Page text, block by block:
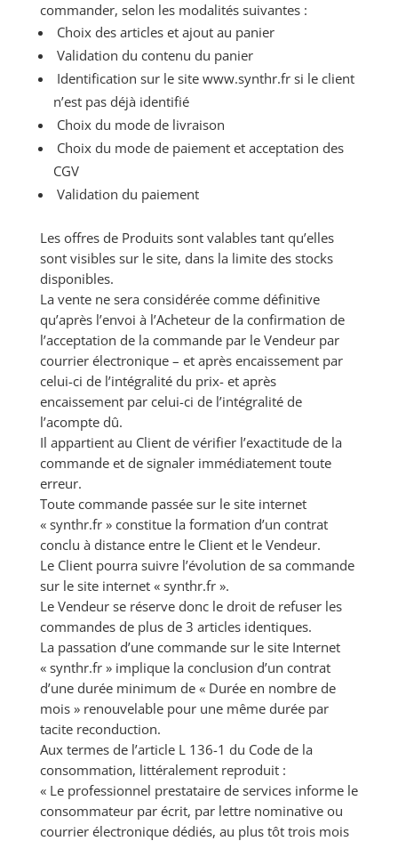
commander, selon les modalités suivantes :
Choix des articles et ajout au panier
Validation du contenu du panier
Identification sur le site www.synthr.fr si le client
n’est pas déjà identifié
Choix du mode de livraison
Choix du mode de paiement et acceptation des
CGV
Validation du paiement
Les offres de Produits sont valables tant qu’elles
sont visibles sur le site, dans la limite des stocks
disponibles.
La vente ne sera considérée comme définitive
qu’après l’envoi à l’Acheteur de la confirmation de
l’acceptation de la commande par le Vendeur par
courrier électronique – et après encaissement par
celui-ci de l’intégralité du prix- et après
encaissement par celui-ci de l’intégralité de
l’acompte dû.
Il appartient au Client de vérifier l’exactitude de la
commande et de signaler immédiatement toute
erreur.
Toute commande passée sur le site internet
« synthr.fr » constitue la formation d’un contrat
conclu à distance entre le Client et le Vendeur.
Le Client pourra suivre l’évolution de sa commande
sur le site internet « synthr.fr ».
Le Vendeur se réserve donc le droit de refuser les
commandes de plus de 3 articles identiques.
La passation d’une commande sur le site Internet
« synthr.fr » implique la conclusion d’un contrat
d’une durée minimum de « Durée en nombre de
mois » renouvelable pour une même durée par
tacite reconduction.
Aux termes de l’article L 136-1 du Code de la
consommation, littéralement reproduit :
« Le professionnel prestataire de services informe le
consommateur par écrit, par lettre nominative ou
courrier électronique dédiés, au plus tôt trois mois